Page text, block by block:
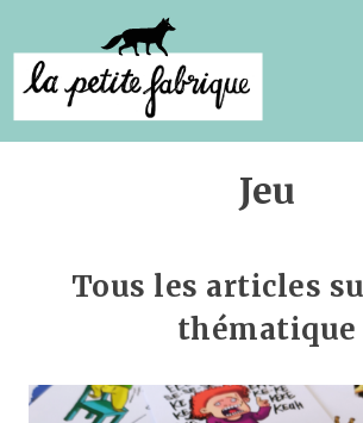
Jeu
Tous les articles
thématique